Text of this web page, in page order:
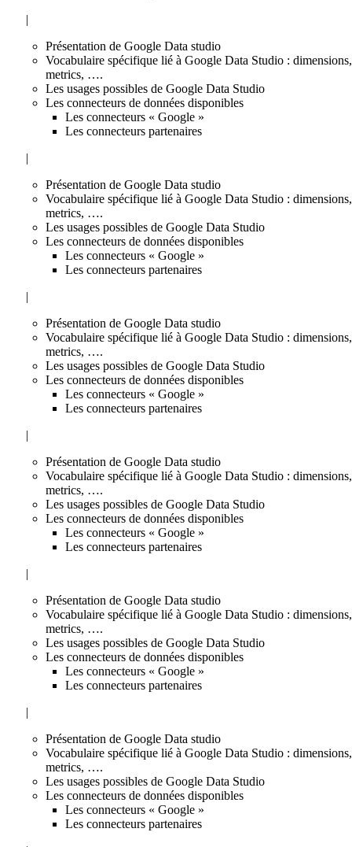
|
Présentation de Google Data studio
Vocabulaire spécifique lié à Google Data Studio : dimensions,
metrics, ….
Les usages possibles de Google Data Studio
Les connecteurs de données disponibles
Les connecteurs « Google »
Les connecteurs partenaires
|
Présentation de Google Data studio
Vocabulaire spécifique lié à Google Data Studio : dimensions,
metrics, ….
Les usages possibles de Google Data Studio
Les connecteurs de données disponibles
Les connecteurs « Google »
Les connecteurs partenaires
|
Présentation de Google Data studio
Vocabulaire spécifique lié à Google Data Studio : dimensions,
metrics, ….
Les usages possibles de Google Data Studio
Les connecteurs de données disponibles
Les connecteurs « Google »
Les connecteurs partenaires
|
Présentation de Google Data studio
Vocabulaire spécifique lié à Google Data Studio : dimensions,
metrics, ….
Les usages possibles de Google Data Studio
Les connecteurs de données disponibles
Les connecteurs « Google »
Les connecteurs partenaires
|
Présentation de Google Data studio
Vocabulaire spécifique lié à Google Data Studio : dimensions,
metrics, ….
Les usages possibles de Google Data Studio
Les connecteurs de données disponibles
Les connecteurs « Google »
Les connecteurs partenaires
|
Présentation de Google Data studio
Vocabulaire spécifique lié à Google Data Studio : dimensions,
metrics, ….
Les usages possibles de Google Data Studio
Les connecteurs de données disponibles
Les connecteurs « Google »
Les connecteurs partenaires